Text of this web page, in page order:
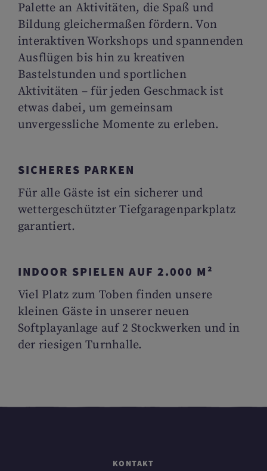
Palette an Aktivitäten, die Spaß und
Bildung gleichermaßen fördern. Von
interaktiven Workshops und spannenden
Ausflügen bis hin zu kreativen
Bastelstunden und sportlichen
Aktivitäten – für jeden Geschmack ist
etwas dabei, um gemeinsam
unvergessliche Momente zu erleben.
SICHERES PARKEN
Für alle Gäste ist ein sicherer und
wettergeschützter Tiefgaragenparkplatz
garantiert.
INDOOR SPIELEN AUF 2.000 M²
Viel Platz zum Toben finden unsere
kleinen Gäste in unserer neuen
Softplayanlage auf 2 Stockwerken und in
der riesigen Turnhalle.
KONTAKT